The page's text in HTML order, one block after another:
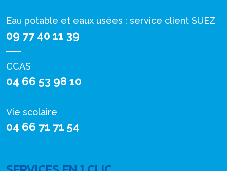
Eau potable et eaux usées : service client SUEZ
09 77 40 11 39
CCAS
04 66 53 98 10
Vie scolaire
04 66 71 71 54